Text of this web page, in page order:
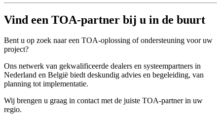
Vind een TOA-partner bij u in de buurt
Bent u op zoek naar een TOA-oplossing of ondersteuning voor uw
project?
Ons netwerk van gekwalificeerde dealers en systeempartners in
Nederland en België biedt deskundig advies en begeleiding, van
planning tot implementatie.
Wij brengen u graag in contact met de juiste TOA-partner in uw
regio.